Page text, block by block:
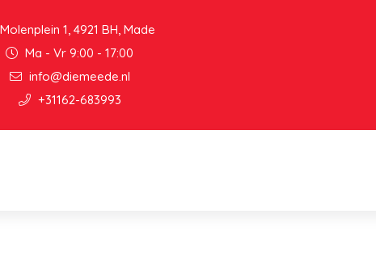
Molenplein 1, 4921 BH, Made
Ma - Vr 9:00 - 17:00
info@diemeede.nl
+31162-683993